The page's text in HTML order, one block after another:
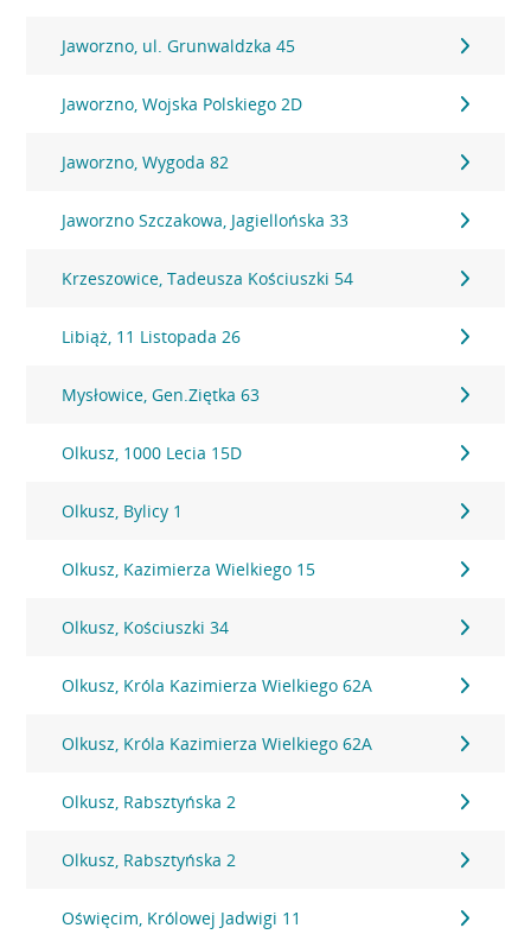
Jaworzno, ul. Grunwaldzka 45
Jaworzno, Wojska Polskiego 2D
Jaworzno, Wygoda 82
Jaworzno Szczakowa, Jagiellońska 33
Krzeszowice, Tadeusza Kościuszki 54
Libiąż, 11 Listopada 26
Mysłowice, Gen.Ziętka 63
Olkusz, 1000 Lecia 15D
Olkusz, Bylicy 1
Olkusz, Kazimierza Wielkiego 15
Olkusz, Kościuszki 34
Olkusz, Króla Kazimierza Wielkiego 62A
Olkusz, Króla Kazimierza Wielkiego 62A
Olkusz, Rabsztyńska 2
Olkusz, Rabsztyńska 2
Oświęcim, Królowej Jadwigi 11